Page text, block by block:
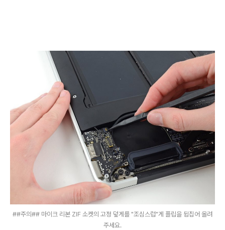
##주의## 마이크 리본 ZIF 소켓의 고정 덮게를 "조심스럽"게 플립을 뒵집어 올려
주세요.